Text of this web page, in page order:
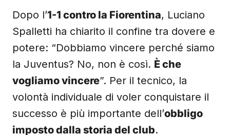
Dopo l’1-1 contro la Fiorentina, Luciano
Spalletti ha chiarito il confine tra dovere e
potere: “Dobbiamo vincere perché siamo
la Juventus? No, non è così. È che
vogliamo vincere”. Per il tecnico, la
volontà individuale di voler conquistare il
successo è più importante dell’obbligo
imposto dalla storia del club.